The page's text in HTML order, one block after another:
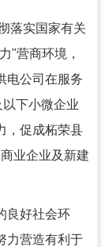
落实国家有关
"营商环境，
电公司在服务
下小微企业
，促成柘荣县
业企业及新建
良好社会环
力营造有利于